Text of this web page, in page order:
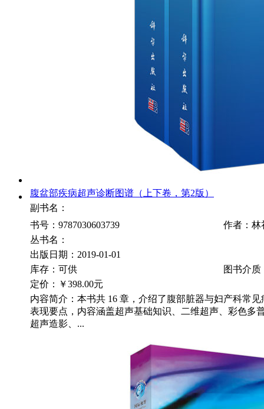
腹盆部疾病超声诊断图谱（上下卷，第2版）
副书名：
书号：9787030603739
作者：林
丛书名：
出版日期：2019-01-01
库存：可供
图书介质
定价：
￥398.00元
内容简介：本书共 16 章，介绍了腹部脏器与妇产科常
表现要点，内容涵盖超声基础知识、二维超声、彩色多
超声造影、...